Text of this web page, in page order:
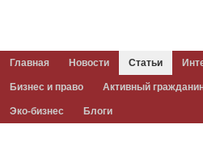
Главная Новости Статьи
Бизнес и право Активный
Эко-бизнес Блоги